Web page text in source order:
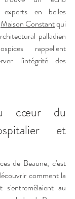
experts en belles
Maison Constant qui
palladien
rappellent
l'intégrité des
cœur du
et
de Beaune, c'est
comment la
au